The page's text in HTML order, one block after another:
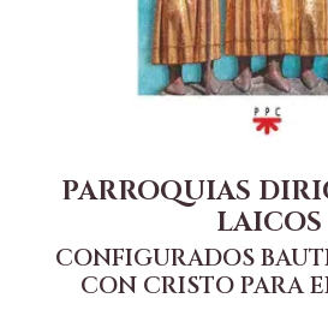
PARROQUIAS
LAICOS
CONFIGURADOS
CON CRISTO PARA